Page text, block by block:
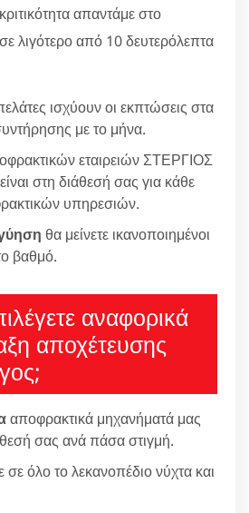
απαντάμε στο
λιγότερο από 10 δευτερόλεπτα
ισχύουν οι εκπτώσεις στα
με το μήνα.
εταιρειών ΣΤΕΡΓΙΟΣ
στη διάθεσή σας για κάθε
υπηρεσιών.
θα μείνετε ικανοποιημένοι
βαθμό.
αναφορικά
αποχέτευσης
αποφρακτικά μηχανήματά μας
σας ανά πάσα στιγμή.
σε όλο το λεκανοπέδιο νύχτα και